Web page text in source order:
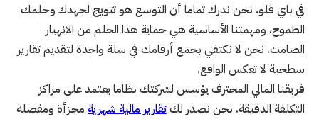
في باي فلو، نحن ندرك تماما أن التوسع هو تتويج لجهدك وحلمك
الطموح، ومهمتنا الأساسية هي حماية هذا الحلم من الانهيار
الصامت. نحن لا نكتفي بجمع أرقامك في سلة واحدة لتقديم تقارير
سطحية لا تعكس الواقع.
فريقنا المالي المحترف يؤسس لشركتك نظاما يعتمد على مراكز
التكلفة الدقيقة. نحن نصدر لكتقارير مالية شهرية مجزأة ومفصلة